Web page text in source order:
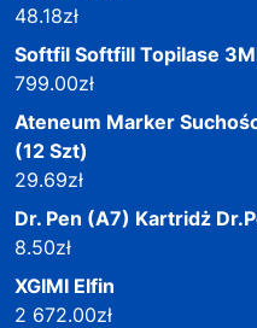
48.18zł
Softfil Softfill Topilase
799.00zł
Ateneum Marker
(12 Szt)
29.69zł
Dr. Pen (A7) Kartridż
8.50zł
XGIMI Elfin
2 672.00zł